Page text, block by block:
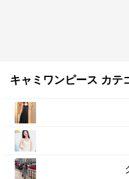
キャミワンピース カテ